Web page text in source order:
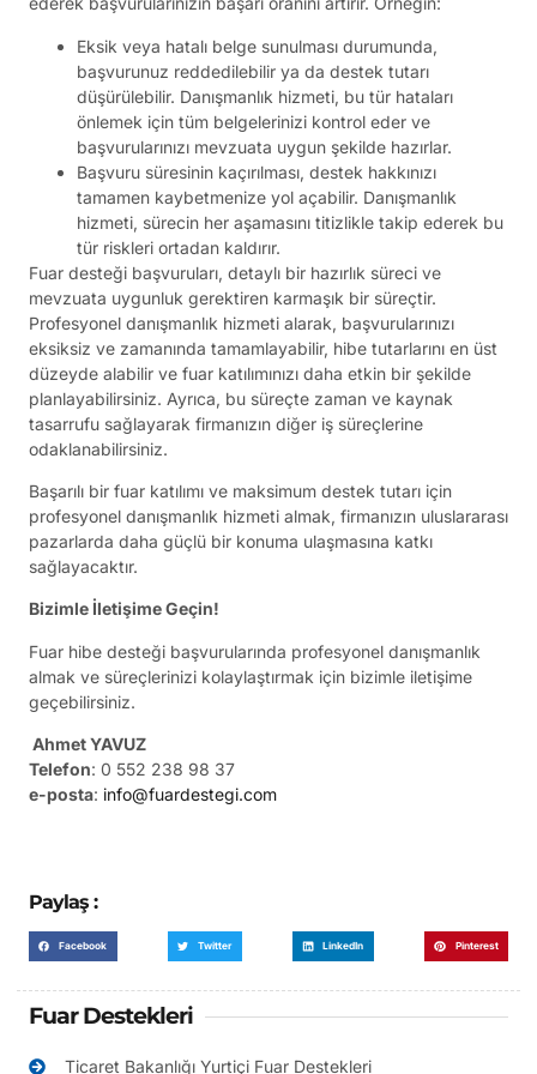
Eksik veya hatalı belge sunulması durumunda,
başvurunuz reddedilebilir ya da destek tutarı
düşürülebilir. Danışmanlık hizmeti, bu tür hataları
önlemek için tüm belgelerinizi kontrol eder ve
başvurularınızı mevzuata uygun şekilde hazırlar.
Başvuru süresinin kaçırılması, destek hakkınızı
tamamen kaybetmenize yol açabilir. Danışmanlık
hizmeti, sürecin her aşamasını titizlikle takip ederek bu
tür riskleri ortadan kaldırır.
Fuar desteği başvuruları, detaylı bir hazırlık süreci ve
mevzuata uygunluk gerektiren karmaşık bir süreçtir.
Profesyonel danışmanlık hizmeti alarak, başvurularınızı
eksiksiz ve zamanında tamamlayabilir, hibe tutarlarını en üst
düzeyde alabilir ve fuar katılımınızı daha etkin bir şekilde
planlayabilirsiniz. Ayrıca, bu süreçte zaman ve kaynak
tasarrufu sağlayarak firmanızın diğer iş süreçlerine
odaklanabilirsiniz.
Başarılı bir fuar katılımı ve maksimum destek tutarı için
profesyonel danışmanlık hizmeti almak, firmanızın uluslararası
pazarlarda daha güçlü bir konuma ulaşmasına katkı
sağlayacaktır.
Bizimle İletişime Geçin!
Fuar hibe desteği başvurularında profesyonel danışmanlık
almak ve süreçlerinizi kolaylaştırmak için bizimle iletişime
geçebilirsiniz.
Ahmet YAVUZ
Telefon: 0 552 238 98 37
e-posta: info@fuardestegi.com
Paylaş :
Facebook Twitter LinkedIn Pinterest
Fuar Destekleri
Ticaret Bakanlığı Yurtiçi Fuar Destekleri